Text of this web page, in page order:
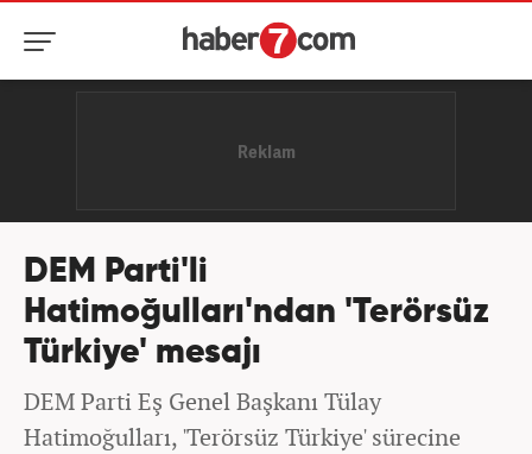
DEM Parti'li
Hatimoğulları'ndan 'Terörsüz
Türkiye' mesajı
DEM Parti Eş Genel Başkanı Tülay
Hatimoğulları, 'Terörsüz Türkiye' sürecine